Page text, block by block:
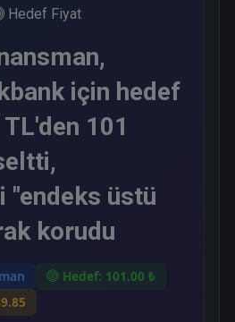
Hedef Fiyat
için hedef
101
"endeks üstü
korudu
Hedef: 101.00 ₺